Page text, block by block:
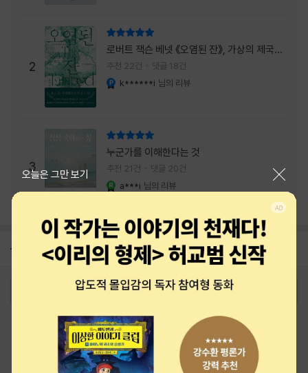
2
로버트 잭슨 베넷 《오염된 잔》, 가상의 제국이
주는 실감과 미스터리 사건의 치밀함이 이루어
내는 최상의 시너지...
추천 22건 댓글 18건
k******i 님의 리뷰
3
누군가를 이해한다는 것
추천 21건 댓글 20건
a***i 님의 리뷰
공지 26년 NBCI 수상 안내
2026-08-01
오늘은 그만 보기
최근 본 상품 주문/배송
고객센터 1544-3800 티켓 1544-6399
중고샵 1566-4295
eBook 1:1문의/채팅상담
예스이십사(주) 사업자 정보